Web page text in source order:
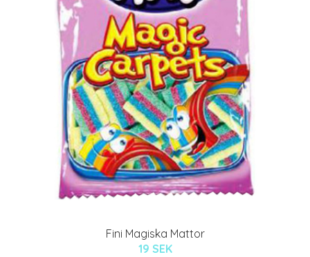
Fini Magiska Mattor
19 SEK